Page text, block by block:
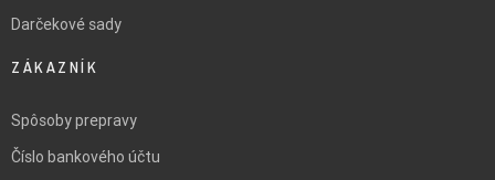
Darčekové sady
ZÁKAZNÍK
Spôsoby prepravy
Číslo bankového účtu